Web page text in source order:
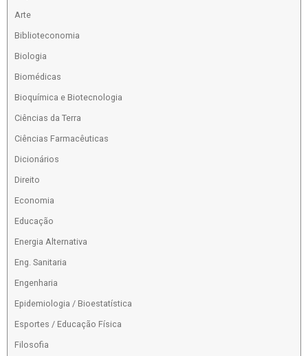
Arte
Biblioteconomia
Biologia
Biomédicas
Bioquímica e Biotecnologia
Ciências da Terra
Ciências Farmacêuticas
Dicionários
Direito
Economia
Educação
Energia Alternativa
Eng. Sanitaria
Engenharia
Epidemiologia / Bioestatística
Esportes / Educação Física
Filosofia